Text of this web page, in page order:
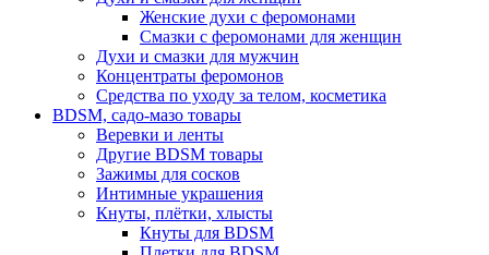
Женские духи с феромонами
Смазки с феромонами для женщин
Духи и смазки для мужчин
Концентраты феромонов
Средства по уходу за телом, косметика
BDSM, садо-мазо товары
Веревки и ленты
Другие BDSM товары
Зажимы для сосков
Интимные украшения
Кнуты, плётки, хлысты
Кнуты для BDSM